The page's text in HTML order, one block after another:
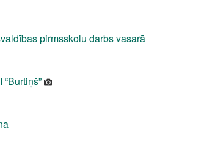
pirmsskolu darbs vasarā